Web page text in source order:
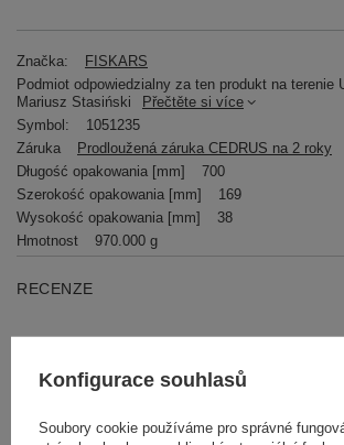
Značka:
FISKARS
Podmiot odpowiedzialny za ten produkt na terenie
Mariusz Stasiński
Přečtěte si více
Symbol:
1051235
Záruka
Prodloužená záruka CEDRUS na 2 roky
Długość opakowania [mm]
700
Szerokość opakowania [mm]
169
Wysokość opakowania [mm]
38
Hmotnost
970.000 g
RECENZE
Napište svoji recenzi
Konfigurace souhlasů
Soubory cookie používáme pro správné